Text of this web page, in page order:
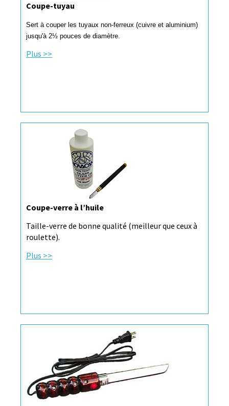
Coupe-tuyau
Sert à couper les tuyaux non-ferreux (cuivre et aluminium)
jusqu'à 2½ pouces de diamètre.
Plus >>
Coupe-verre à l’huile
Taille-verre de bonne qualité (meilleur que ceux à
roulette).
Plus >>